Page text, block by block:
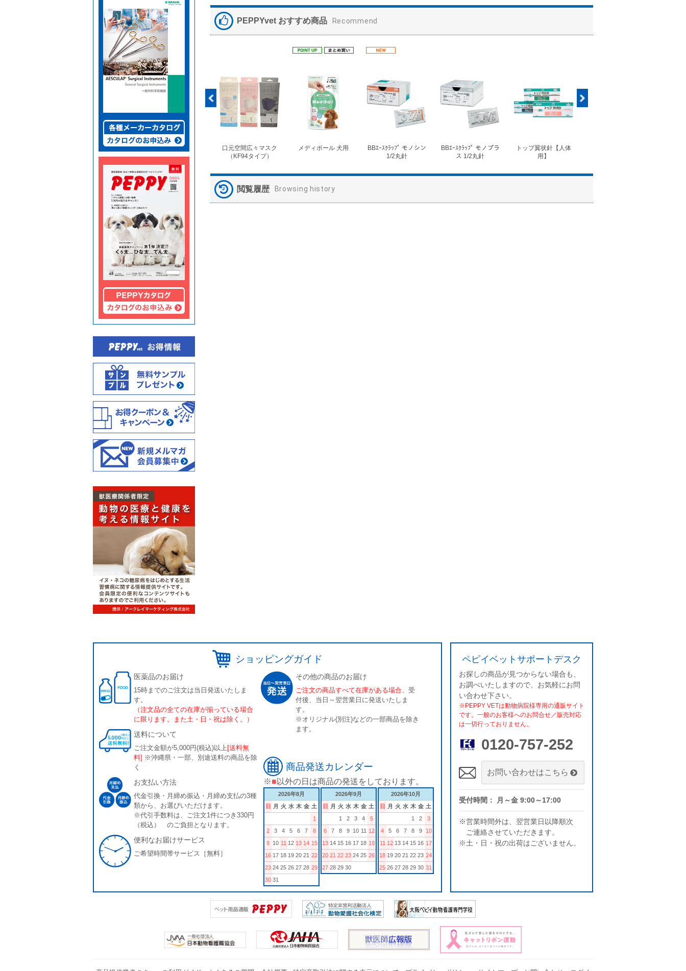
PEPPYvet おすすめ商品 Recommend
◆劇)ｲｿﾌﾙﾗﾝ吸入麻酔
液｢VTRS｣ ｳﾞｨｱﾄﾘｽ...
ペピイマジカルシーツ
（中厚型ペットシー
ツ）
口元空間広々マスク
（KF94タイプ）
メディボール 犬用
BBｴｰｽｸﾗｯﾌﾟ モノシン
1/2丸針
BBｴｰｽｸﾗｯﾌﾟ モノプラ
ス 1/2丸針
トップ翼状針【人体
用】
閲覧履歴 Browsing history
ショッピングガイド
医薬品のお届け
15時までのご注文は当日発送いたしま
す。
（注文品の全ての在庫が揃っている場合
に限ります。また土・日・祝は除く。）
送料について
ご注文金額が5,000円(税込)以上 [送料無
料] ※沖縄県・一部、別途送料の商品を除
く
お支払い方法
代金引換・月締め振込・月締め支払の3種
類から、お選びいただけます。
※代引手数料は、ご注文1件につき330円
（税込） のご負担となります。
便利なお届けサービス
ご希望時間帯サービス［無料］
その他の商品のお届け
ご注文の商品すべて在庫がある場合、 受
付後、当日～翌営業日に発送いたしま
す。
※オリジナル(別注)などの一部商品を除き
ます。
商品発送カレンダー
※■以外の日は商品の発送をしております。
2026年8月
日 月 火 水 木 金 土
1
2
3 4 5 6 7
8
9 10 11 12 13 14 15
16 17 18 19 20 21 22
23 24 25 26 27 28 29
30 31
2026年9月
日 月 火 水 木 金 土
1
2 3 4
5
6
7 8 9 10 11 12
13 14 15 16 17 18 19
20 21 22 23 24 25 26
27 28 29 30
2026年10月
日 月 火 水 木 金 土
1
2
3
4
5 6 7 8 9
10
11 12 13 14 15 16 17
18 19 20 21 22 23 24
25 26 27 28 29 30 31
ペピイベットサポートデスク
お探しの商品が見つからない場合も、
お調べいたしますので、お気軽にお問
い合わせ下さい。
※PEPPY VETは動物病院様専用の通販サイト
です。一般のお客様へのお問合せ／販売対応
は一切行っておりません。
0120-757-252
お問い合わせはこちら
受付時間： 月～金 9:00～17:00
※営業時間外は、翌営業日以降順次
ご連絡させていただきます。
※土・日・祝の出荷はございません。